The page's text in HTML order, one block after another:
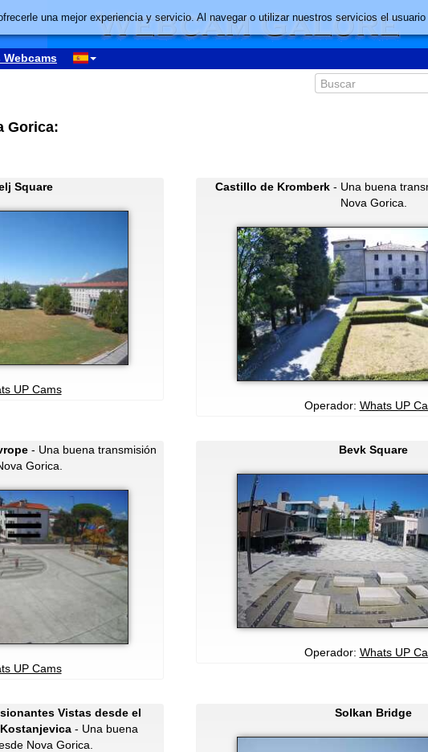
Webcams
Gorica:
Square
UP Cams
Castillo de Kromberk- Una buena
Nova Gorica.
Operador: Whats UP
- Una buena transmisión
Gorica.
UP Cams
Bevk Square
Operador: Whats UP
Vistas desde el
- Una buena
Nova Gorica.
Solkan Bridge
una mejor experiencia y servicio. Al navegar o utilizar nuestros servicios el